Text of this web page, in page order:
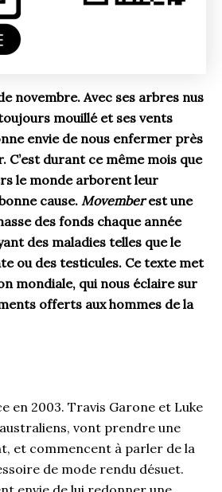
novembre. Avec ses arbres nus
mouillé et ses vents
envie de nous enfermer près
C’est durant ce même mois que
le monde arborent leur
cause. Movember est une
des fonds chaque année
des maladies telles que le
ou des testicules. Ce texte met
mondiale, qui nous éclaire sur
offerts aux hommes de la
en 2003. Travis Garone et Luke
vont prendre une
et commencent à parler de la
de mode rendu désuet.